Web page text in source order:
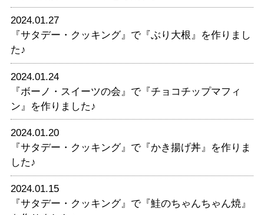
2024.01.27
『サタデー・クッキング』で『ぶり大根』を作りまし
た♪
2024.01.24
『ボーノ・スイーツの会』で『チョコチップマフィ
ン』を作りました♪
2024.01.20
『サタデー・クッキング』で『かき揚げ丼』を作りま
した♪
2024.01.15
『サタデー・クッキング』で『鮭のちゃんちゃん焼』